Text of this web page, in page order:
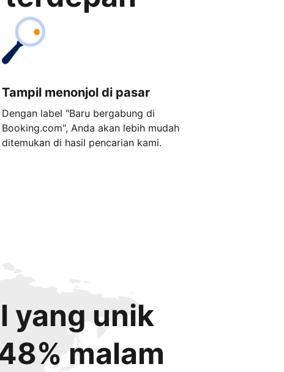
Tampil menonjol di pasar
Dengan label "Baru bergabung di
Booking.com", Anda akan lebih mudah
ditemukan di hasil pencarian kami.
yang unik
malam